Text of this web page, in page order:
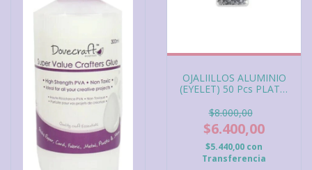
OJALIILLOS ALUMINIO
(EYELET) 50 Pcs PLATA,
$8.000,00
$6.400,00
$5.440,00 con
Transferencia